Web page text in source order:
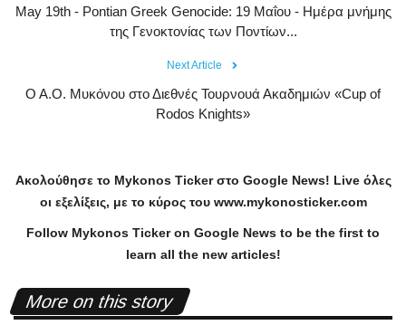
May 19th - Pontian Greek Genocide: 19 Μαΐου - Ημέρα μνήμης
της Γενοκτονίας των Ποντίων...
Next Article
Ο Α.Ο. Μυκόνου στο Διεθνές Τουρνουά Ακαδημιών «Cup of
Rodos Knights»
Ακολούθησε το Mykonos Tickerστο Google News! Liveόλες
οι εξελίξεις, με το κύρος του www.mykonosticker.com
Follow Mykonos Ticker on Google News to be the first to
learn all the new articles!
More on this story